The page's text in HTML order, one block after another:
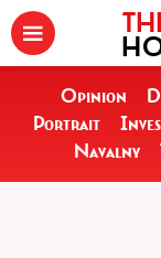
Opinion
Portrait
Navalny